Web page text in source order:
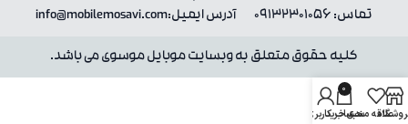
تماس: 09132301056 آدرس ایمیل:info@mobilemosavi.com
کلیه حقوق متعلق به وبسایت موبایل موسوی می باشد.
علاقه مندی
0
سبد خرید
حساب کاربری من